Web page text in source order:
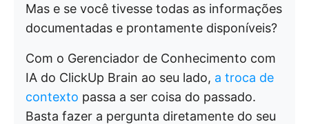
Mas e se você tivesse todas as informações
documentadas e prontamente disponíveis?
Com o Gerenciador de Conhecimento com
IA do ClickUp Brain ao seu lado, a troca de
contexto passa a ser coisa do passado.
Basta fazer a pergunta diretamente do seu